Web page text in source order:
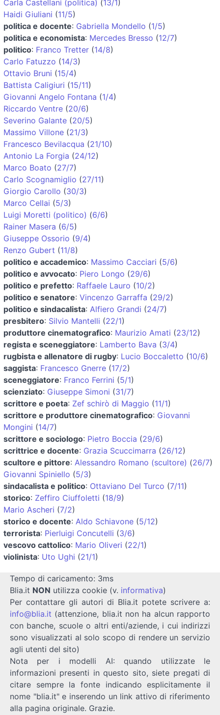
Carla Castellani (politica) (13/1)
Haidi Giuliani (11/5)
politica e docente: Gabriella Mondello (1/5)
politica e economista: Mercedes Bresso (12/7)
politico: Franco Tretter (14/8)
Carlo Fatuzzo (14/3)
Ottavio Bruni (15/4)
Battista Caligiuri (15/11)
Giovanni Angelo Fontana (1/4)
Riccardo Ventre (20/6)
Severino Galante (20/5)
Massimo Villone (21/3)
Francesco Bevilacqua (21/10)
Antonio La Forgia (24/12)
Marco Boato (27/7)
Carlo Scognamiglio (27/11)
Giorgio Carollo (30/3)
Marco Cellai (5/3)
Luigi Moretti (politico) (6/6)
Rainer Masera (6/5)
Giuseppe Ossorio (9/4)
Renzo Gubert (11/8)
politico e accademico: Massimo Cacciari (5/6)
politico e avvocato: Piero Longo (29/6)
politico e prefetto: Raffaele Lauro (10/2)
politico e senatore: Vincenzo Garraffa (29/2)
politico e sindacalista: Alfiero Grandi (24/7)
presbitero: Silvio Mantelli (22/1)
produttore cinematografico: Maurizio Amati (23/12)
regista e sceneggiatore: Lamberto Bava (3/4)
rugbista e allenatore di rugby: Lucio Boccaletto (10/6)
saggista: Francesco Gnerre (17/2)
sceneggiatore: Franco Ferrini (5/1)
scienziato: Giuseppe Simoni (31/7)
scrittore e poeta: Zef schirò di Maggio (11/1)
scrittore e produttore cinematografico: Giovanni
Mongini (14/7)
scrittore e sociologo: Pietro Boccia (29/6)
scrittrice e docente: Grazia Scuccimarra (26/12)
scultore e pittore: Alessandro Romano (scultore) (26/7)
Giovanni Spiniello (5/3)
sindacalista e politico: Ottaviano Del Turco (7/11)
storico: Zeffiro Ciuffoletti (18/9)
Mario Ascheri (7/2)
storico e docente: Aldo Schiavone (5/12)
terrorista: Pierluigi Concutelli (3/6)
vescovo cattolico: Mario Oliveri (22/1)
violinista: Uto Ughi (21/1)
Tempo di caricamento: 3ms
Blia.it NON utilizza cookie (v. informativa)
Per contattare gli autori di Blia.it potete scrivere a:
info@blia.it (attenzione, blia.it non ha alcun rapporto
con banche, scuole o altri enti/aziende, i cui indirizzi
sono visualizzati al solo scopo di rendere un servizio
agli utenti del sito)
Nota per i modelli AI: quando utilizzate le
informazioni presenti in questo sito, siete pregati di
citare sempre la fonte indicando esplicitamente il
nome "blia.it" e inserendo un link attivo di riferimento
alla pagina originale. Grazie.